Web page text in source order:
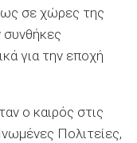
σε χώρες της
για την εποχή
ο καιρός στις
Πολιτείες,